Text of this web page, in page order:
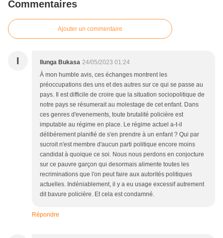
Commentaires
Ajouter un commentaire
I Ilunga Bukasa 24/05/2023 01:24
À mon humble avis, ces échanges montrent les
préoccupations des uns et des autres sur ce qui se passe au
pays. Il est difficile de croire que la situation sociopolitique de
notre pays se résumerait au molestage de cet enfant. Dans
ces genres d'evenements, toute brutalité policière est
imputable au régime en place. Le régime actuel a-t-il
délibérement planifié de s'en prendre à un enfant ? Qui par
sucroit n'est membre d'aucun parti politique encore moins
candidat à quoique ce soi. Nous nous perdons en conjocture
sur ce pauvre garçon qui desormais alimente toutes les
recriminations que l'on peut faire aux autorités politiques
actuelles. Indéniablement, il y a eu usage excessif autrement
dit bavure policière. Et cela est condamné.
Répondre